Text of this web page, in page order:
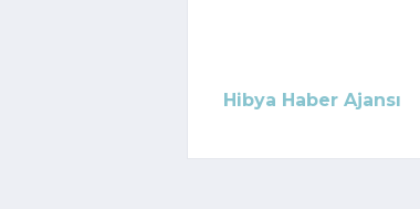
Hibya Haber Ajansı